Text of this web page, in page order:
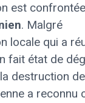
est
. Malgré
locale qui a
fait état de
destruction de
a reconnu